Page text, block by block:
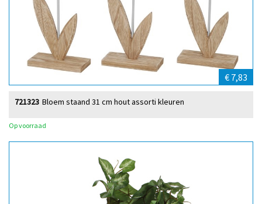
€ 7,83
Bloem staand 31 cm hout assorti kleuren
721323
Op voorraad